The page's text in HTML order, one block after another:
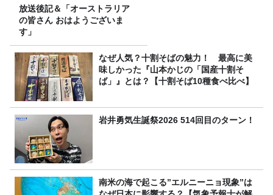
放送後記＆「オーストラリア
の皆さん おはようございま
す」
なぜ人気？十割そばの魅力！ 最高に美
味しかった『山本かじの「国産十割そ
ば」』とは？【十割そば10種食べ比べ】
岩井勇気生誕祭2026 514回目のターン！
南米の海で起こる”エルニーニョ現象”は